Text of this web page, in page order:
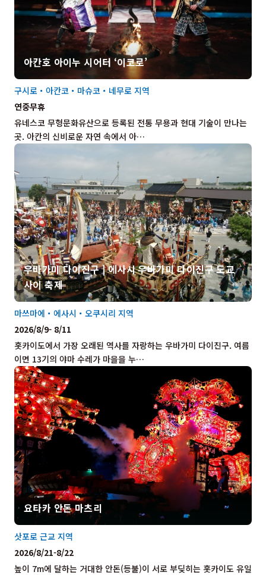
아칸호 아이누 시어터 ‘이코로’
유네스코 무형문화유산으로 등록된 전통 무용과 현대 기술이 만나는
곳. 아칸의 신비로운 자연 속에서 아…
구시로・아칸코・마슈코・네무로 지역
연중무휴
우바가미 다이진구 | 에사시 우바가미 다이진구 도교
사이 축제
홋카이도에서 가장 오래된 역사를 자랑하는 우바가미 다이진구. 여름
이면 13기의 야마 수레가 마을을 누…
마쓰마에・에사시・오쿠시리 지역
2026/8/9- 8/11
요타카 안돈 마츠리
높이 7m에 달하는 거대한 안돈(등불)이 서로 부딪히는 홋카이도 유일
삿포로 근교 지역
2026/8/21-8/22